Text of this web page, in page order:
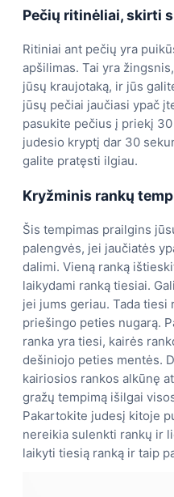
Pečių ritinėliai, skirti
Ritiniai ant pečių yra
apšilimas. Tai yra
jūsų kraujotaką, ir jūs
jūsų pečiai jaučiasi ypač
pasukite pečius į priekį
judesio kryptį dar 30
galite pratęsti ilgiau.
Kryžminis rankų
Šis tempimas prailgins
palengvės, jei jaučiatės
dalimi. Vieną ranką
laikydami ranką tiesiai.
jei jums geriau. Tada
priešingo peties nugarą.
ranka yra tiesi, kairės
dešiniojo peties mentės.
kairiosios rankos alkūnę
gražų tempimą išilgai
Pakartokite judesį kitoje
nereikia sulenkti rankų ir
laikyti tiesią ranką ir taip